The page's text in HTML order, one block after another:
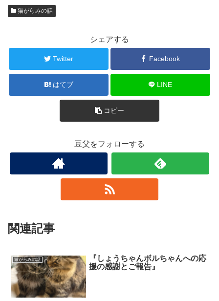
猫がらみの話
シェアする
Twitter Facebook
はてブ LINE
コピー
豆父をフォローする
関連記事
猫がらみの話
『しょうちゃんボルちゃんへの応
援の感謝とご報告』